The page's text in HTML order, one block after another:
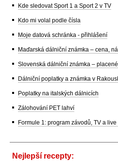
Kde sledovat Sport 1 a Sport 2 v TV
Kdo mi volal podle čísla
Moje datová schránka - přihlášení
Maďarská dálniční známka – cena,
Slovenská dálniční známka –
Dálniční poplatky a známka v
Poplatky na italských dálnicích
Zálohování PET lahví
Formule 1: program závodů, TV a
Nejlepší recepty: